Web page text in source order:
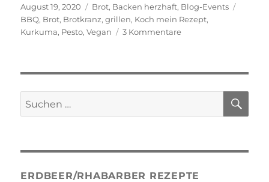
Veröffentlicht
am
August 19, 2020 Kategorien
Brot, Backen herzhaft, Blog-Events
BBQ, Brot, Brotkranz,grillen, Koch mein Rezept,
Kurkuma, Pesto,Vegan 3 Kommentarezu
Suche
nach:
ERDBEER/RHABARBER REZEPTE